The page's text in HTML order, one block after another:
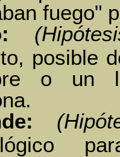
fuego"
posible
o un